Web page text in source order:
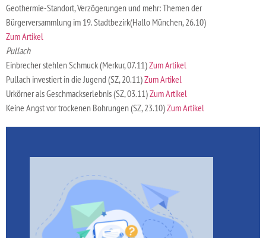
Geothermie-Standort, Verzögerungen und mehr: Themen der
Bürgerversammlung im 19. Stadtbezirk(Hallo München, 26.10)
Zum Artikel
Pullach
Einbrecher stehlen Schmuck (Merkur, 07.11)Zum Artikel
Pullach investiert in die Jugend (SZ, 20.11)Zum Artikel
Urkörner als Geschmackserlebnis (SZ, 03.11)Zum Artikel
Keine Angst vor trockenen Bohrungen (SZ, 23.10)Zum Artikel